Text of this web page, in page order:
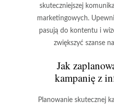
skuteczniejszej
marketingowych.
pasują do kontentu i
zwiększyć szanse
Jak
kampanię z
Planowanie skutecznej